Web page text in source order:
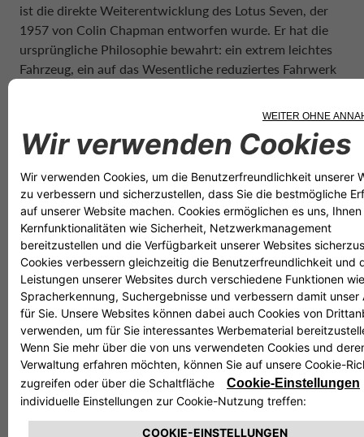
ist die direkte Weiterentwicklung des Lotus Seven, der
1957 von Colin Chapman entworfen wurde. Er hat die
ursprüngliche Philosophie bewahrt: ein extrem leichtes
Fahrzeug, ein auf das Wesentliche reduziertes Fahrwerk
Fahrerlebnis.
Die Partnerschaft mit der CA Auto Bank, die bereits im
Vereinigten Königreich besteht, wurde nun auf Italien
sowie auf zentrale europäische Märkte wie Österreich,
Belgien, Frankreich, Deutschland, Portugal, Spanien und
die Schweiz ausgeweitet. Ziel dieser Zusammenarbeit ist
es, den Verkauf aller Caterham Seven-Modelle in der
europäischen Region zu unterstützen.
Trevor Steel, Chief Financial Officer von Caterham Cars,
erklärt: „Wir freuen uns, unseren Kunden die
Dienstleistungen der CA Auto Bank anbieten zu können.
Dadurch erhalten unsere Käufer mehr Flexibilität beim
Fahrzeugkauf. Mit der Unterstützung unseres europäischen
Händlernetzes und attraktiven Finanzierungsangeboten sind